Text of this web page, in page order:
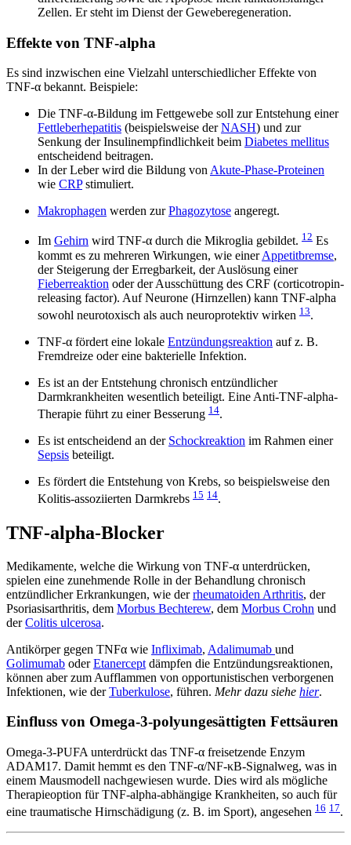
Zellen. Er steht im Dienst der Geweberegeneration.
Effekte von TNF-alpha
Es sind inzwischen eine Vielzahl unterschiedlicher Effekte von
TNF-α bekannt. Beispiele:
Die TNF-α-Bildung im Fettgewebe soll zur Entstehung einer
Fettleberhepatitis (beispielsweise derNASH) und zur
Senkung der Insulinempfindlichkeit beim Diabetes mellitus
entscheidend beitragen.
In der Leber wird die Bildung vonAkute-Phase-Proteinen
wie CRPstimuliert.
Makrophagen werden zurPhagozytose angeregt.
Im Gehirn wird TNF-α durch die Mikroglia gebildet. 12 Es
kommt es zu mehreren Wirkungen, wie einerAppetitbremse,
der Steigerung der Erregbarkeit, der Auslösung einer
Fieberreaktion oder der Ausschüttung des CRF (corticotropin-
releasing factor). Auf Neurone (Hirnzellen) kann TNF-alpha
sowohl neurotoxisch als auch neuroprotektiv wirken 13.
TNF-α fördert eine lokale Entzündungsreaktion auf z. B.
Fremdreize oder eine bakterielle Infektion.
Es ist an der Entstehung chronisch entzündlicher
Darmkrankheiten wesentlich beteiligt. Eine Anti-TNF-alpha-
Therapie führt zu einer Besserung 14.
Es ist entscheidend an der Schockreaktion im Rahmen einer
Sepsis beteiligt.
Es fördert die Entstehung von Krebs, so beispielsweise den
Kolitis-assoziierten Darmkrebs 15 14.
TNF-alpha-Blocker
Medikamente, welche die Wirkung von TNF-α unterdrücken,
spielen eine zunehmende Rolle in der Behandlung chronisch
entzündlicher Erkrankungen, wie derrheumatoiden Arthritis, der
Psoriasisarthritis, dem Morbus Bechterew, dem Morbus Crohn und
derColitis ulcerosa.
Antikörper gegen TNFα wie Infliximab, Adalimumab und
Golimumab oderEtanercept dämpfen die Entzündungsreaktionen,
können aber zum Aufflammen von opportunistischen verborgenen
Infektionen, wie derTuberkulose, führen. Mehr dazu siehe hier.
Einfluss von Omega-3-polyungesättigten Fettsäuren
Omega-3-PUFA unterdrückt das TNF-α freisetzende Enzym
ADAM17. Damit hemmt es den TNF-α/NF-κB-Signalweg, was in
einem Mausmodell nachgewiesen wurde. Dies wird als mögliche
Therapieoption für TNF-alpha-abhängige Krankheiten, so auch für
eine traumatische Hirnschädigung (z. B. im Sport), angesehen 16 17.